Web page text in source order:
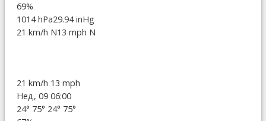
69%
1014 hPa29.94 inHg
21 km/h N13 mph N
21 km/h 13 mph
Нед, 09 06:00
24° 75° 24° 75°